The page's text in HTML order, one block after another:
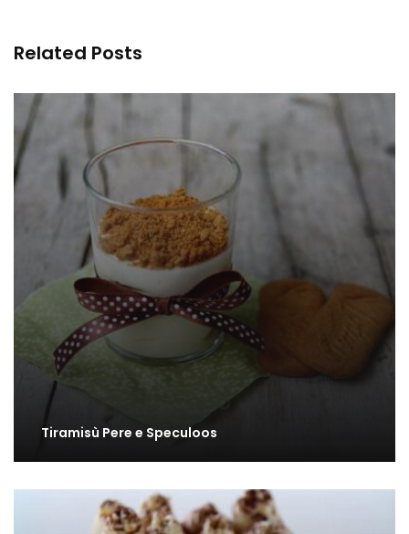
Related Posts
Tiramisù Pere e Speculoos